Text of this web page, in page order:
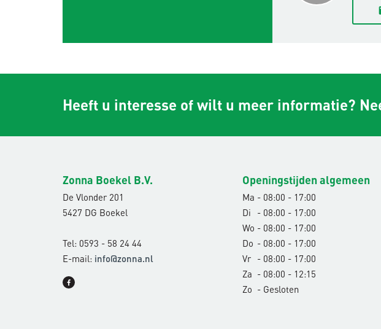
Heeft u interesse of wilt u meer informatie?
Zonna Boekel B.V.
De Vlonder 201
5427 DG Boekel
Tel: 0593 - 58 24 44
E-mail: info@zonna.nl
Openingstijden algemeen
Ma - 08:00 - 17:00
Di
- 08:00 - 17:00
Wo - 08:00 - 17:00
Do - 08:00 - 17:00
Vr
- 08:00 - 17:00
Za - 08:00 - 12:15
Zo - Gesloten